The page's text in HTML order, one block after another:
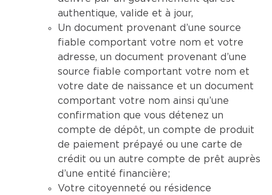
authentique, valide et à jour,
Un document provenant d’une source
fiable comportant votre nom et votre
adresse, un document provenant d’une
source fiable comportant votre nom et
votre date de naissance et un document
comportant votre nom ainsi qu’une
confirmation que vous détenez un
compte de dépôt, un compte de produit
de paiement prépayé ou une carte de
crédit ou un autre compte de prêt auprès
d’une entité financière;
Votre citoyenneté ou résidence